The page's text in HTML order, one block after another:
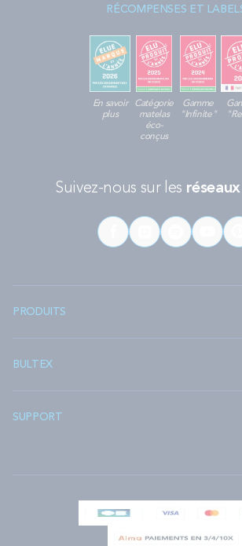
RÉCOMPENSES ET
En savoir
plus
Catégorie
matelas
éco-
conçus
Gamme
"Infinite"
Suivez-nous sur les
PRODUITS
BULTEX
SUPPORT